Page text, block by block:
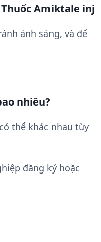
Amiktale inj
ánh sáng, và để
nhiêu?
thể khác nhau tùy
đăng ký hoặc